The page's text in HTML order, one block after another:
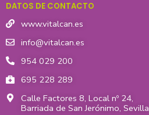
a
g
r
a
m
b
o
o
k
-
f
i
DATOS DE CONTACTO
www.vitalcan.es
info@vitalcan.es
954 029 200
695 228 289
Calle Factores 8, Local nº 24,
Barriada de San Jerónimo, Sevilla